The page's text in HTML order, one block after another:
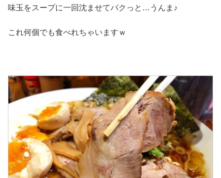
味玉をスープに一回沈ませてパクっと…うんま♪
これ何個でも食べれちゃいますｗ